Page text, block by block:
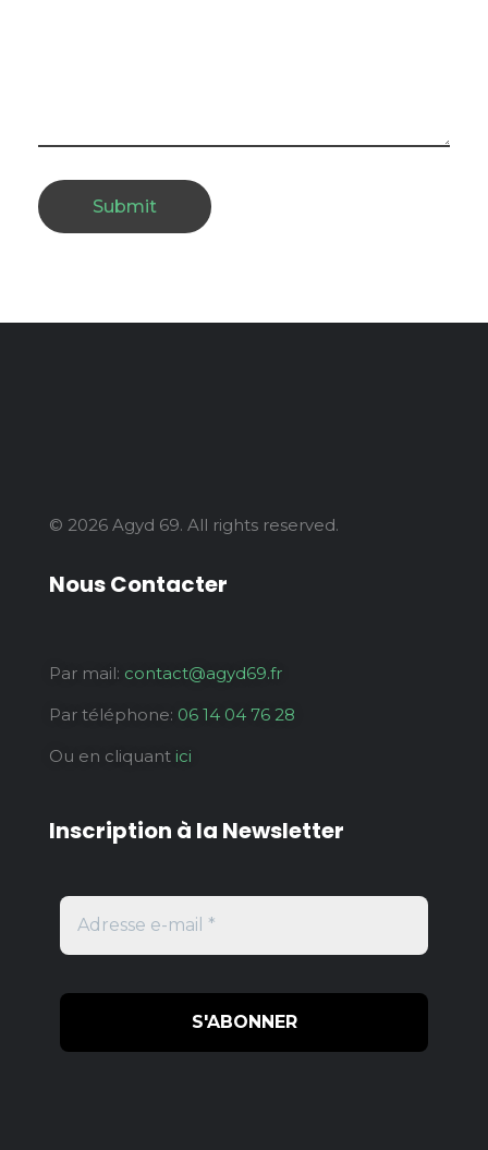
© 2026 Agyd 69. All rights reserved.
Nous Contacter
Par mail: contact@agyd69.fr
Par téléphone: 06 14 04 76 28
Ou en cliquant ici
Inscription à la Newsletter